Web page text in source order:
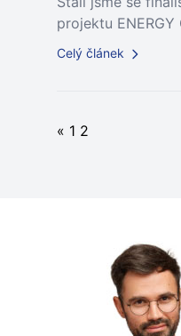
projektu
Celý článek
« 1 2